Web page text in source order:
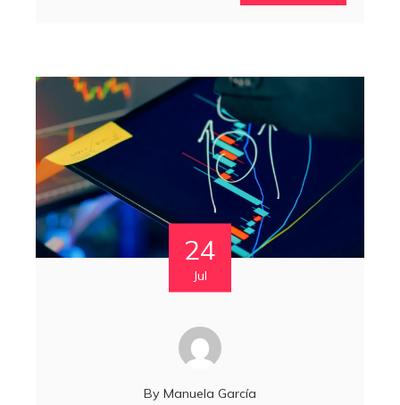
24
Jul
By Manuela García